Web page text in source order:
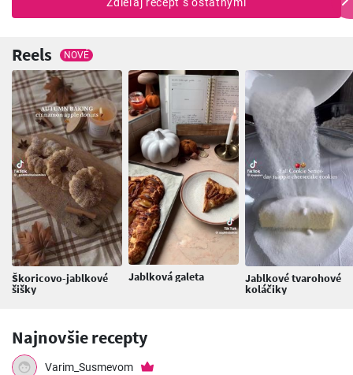
Reels NOVÉ
Škoricovo-jablkové
šišky
Jablková galeta Jablkové tvarohové
koláčiky
Najnovšie recepty
Varim_Susmevom